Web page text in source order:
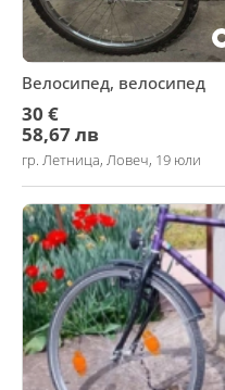
Велосипед, велосипед
30 €
58,67 лв
гр. Летница, Ловеч, 19 юли